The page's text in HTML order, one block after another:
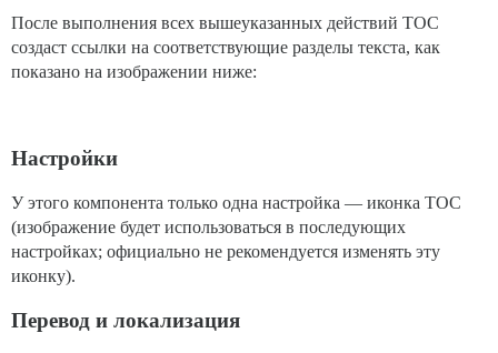
После выполнения всех вышеуказанных действий TOC
создаст ссылки на соответствующие разделы текста, как
показано на изображении ниже:
Настройки
У этого компонента только одна настройка — иконка TOC
(изображение будет использоваться в последующих
настройках; официально не рекомендуется изменять эту
иконку).
Перевод и локализация